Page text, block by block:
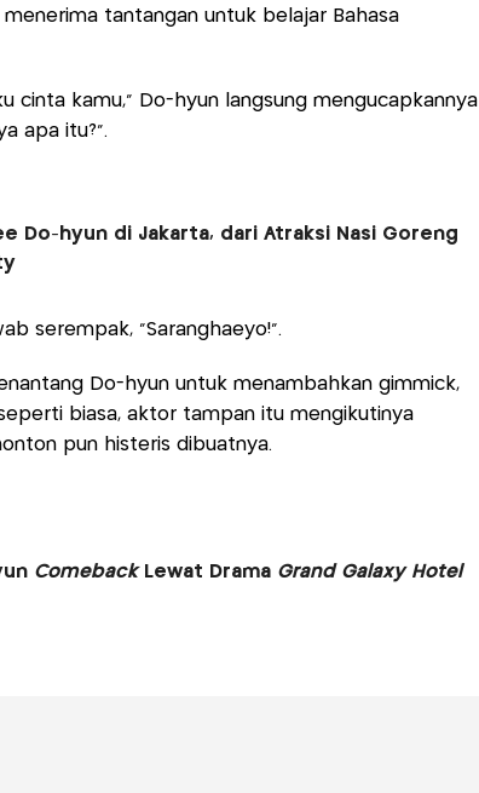
tantangan untuk belajar Bahasa
cinta kamu,” Do-hyun langsung mengucapkannya
apa itu?”.
Do-hyun di Jakarta, dari Atraksi Nasi Goreng
serempak, “Saranghaeyo!”.
Do-hyun untuk menambahkan gimmick,
biasa, aktor tampan itu mengikutinya
pun histeris dibuatnya.
ComebackLewat Drama Grand Galaxy Hotel